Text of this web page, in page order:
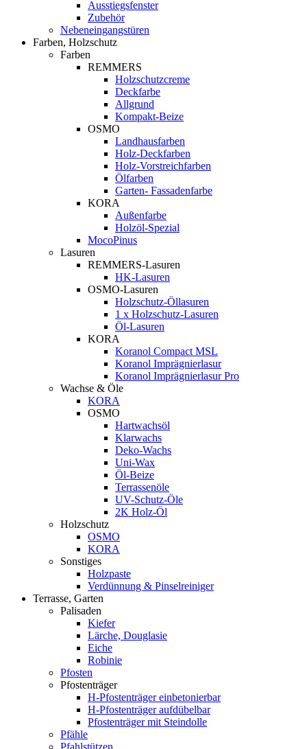
Ausstiegsfenster
Zubehör
Nebeneingangstüren
Farben, Holzschutz
Farben
REMMERS
Holzschutzcreme
Deckfarbe
Allgrund
Kompakt-Beize
OSMO
Landhausfarben
Holz-Deckfarben
Holz-Vorstreichfarben
Ölfarben
Garten- Fassadenfarbe
KORA
Außenfarbe
Holzöl-Spezial
MocoPinus
Lasuren
REMMERS-Lasuren
HK-Lasuren
OSMO-Lasuren
Holzschutz-Öllasuren
1 x Holzschutz-Lasuren
Öl-Lasuren
KORA
Koranol Compact MSL
Koranol Imprägnierlasur
Koranol Imprägnierlasur Pro
Wachse & Öle
KORA
OSMO
Hartwachsöl
Klarwachs
Deko-Wachs
Uni-Wax
Öl-Beize
Terrassenöle
UV-Schutz-Öle
2K Holz-Öl
Holzschutz
OSMO
KORA
Sonstiges
Holzpaste
Verdünnung & Pinselreiniger
Terrasse, Garten
Palisaden
Kiefer
Lärche, Douglasie
Eiche
Robinie
Pfosten
Pfostenträger
H-Pfostenträger einbetonierbar
H-Pfostenträger aufdübelbar
Pfostenträger mit Steindolle
Pfähle
Pfahlstützen